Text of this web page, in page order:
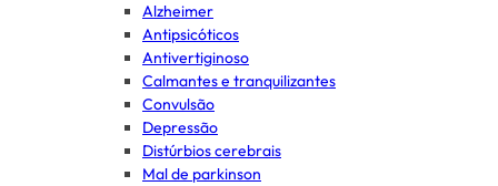
Alzheimer
Antipsicóticos
Antivertiginoso
Calmantes e tranquilizantes
Convulsão
Depressão
Distúrbios cerebrais
Mal de parkinson